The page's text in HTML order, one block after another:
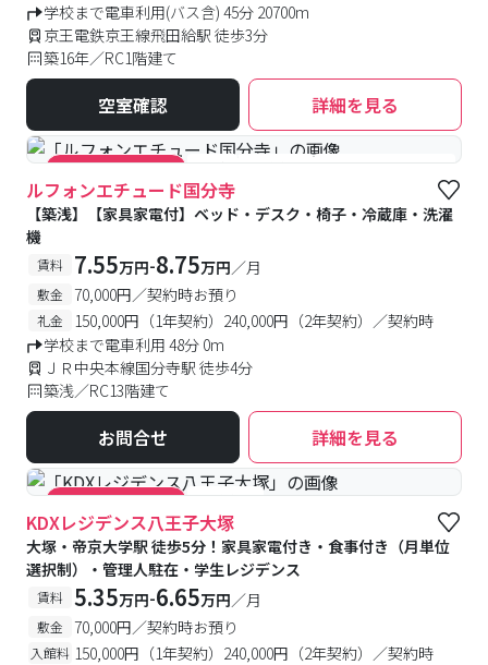
学校まで電車利用(バス含) 45分 20700m
京王電鉄京王線飛田給駅 徒歩3分
築16年／RC1階建て
空室確認 詳細を見る
#キャンペーン実施中 #築浅 #食事付き #女性専用フロアあり
ルフォンエチュード国分寺
【築浅】【家具家電付】ベッド・デスク・椅子・冷蔵庫・洗濯
機
賃料 7.55万円-8.75万円／月
敷金 70,000円／契約時お預り
礼金
150,000円（1年契約）240,000円（2年契約）／契約時
学校まで電車利用 48分 0m
ＪＲ中央本線国分寺駅 徒歩4分
築浅／RC13階建て
お問合せ 詳細を見る
#キャンペーン実施中 #食事付き
KDXレジデンス八王子大塚
大塚・帝京大学駅 徒歩5分！家具家電付き・食事付き（月単位
選択制）・管理人駐在・学生レジデンス
賃料 5.35万円-6.65万円／月
敷金 70,000円／契約時お預り
入館料 150,000円（1年契約）240,000円（2年契約）／契約時